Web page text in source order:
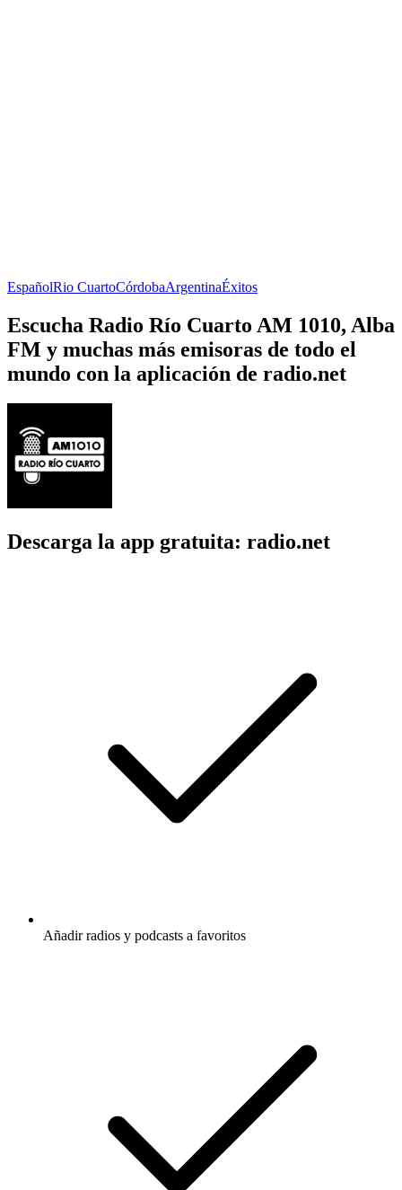
EspañolRio CuartoCórdobaArgentinaÉxitos
Escucha Radio Río Cuarto AM 1010, Alba
FM y muchas más emisoras de todo el
mundo con la aplicación de radio.net
Descarga la app gratuita: radio.net
Añadir radios y podcasts a favoritos